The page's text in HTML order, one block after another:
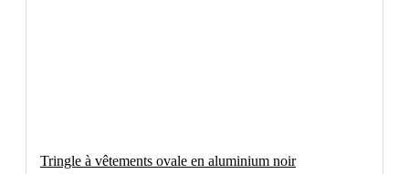
Tringle à vêtements ovale en aluminium noir